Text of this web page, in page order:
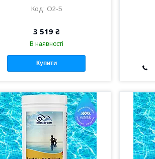
O2-5
3 519 ₴
В наявності
Купити